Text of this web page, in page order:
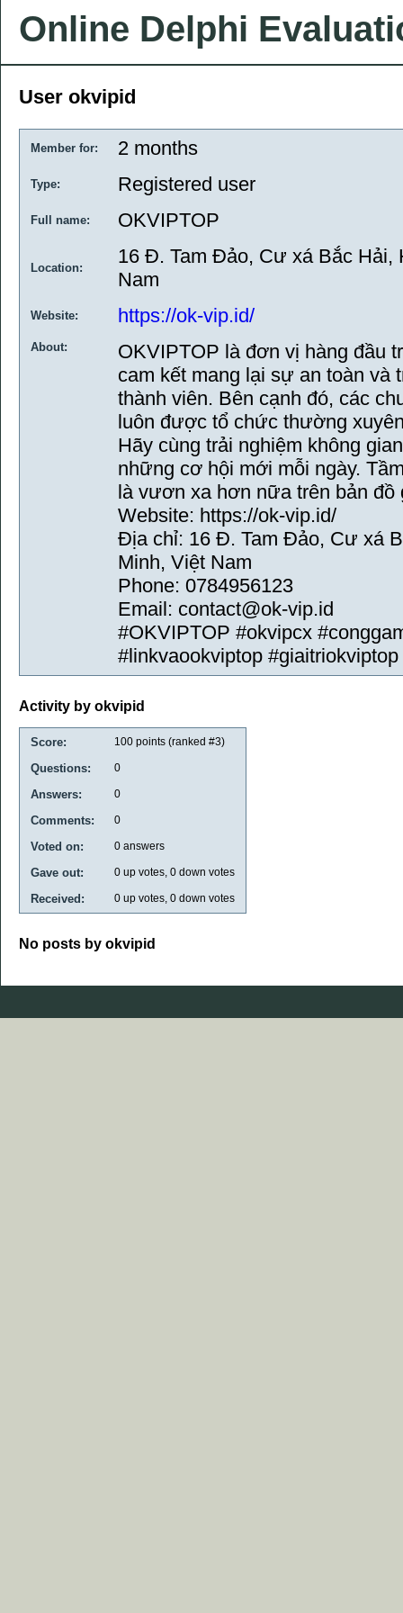
Online Delphi
User okvipid
Member for: 2 months
Type: Registered user
Full name: OKVIPTOP
Location:
16 Đ. Tam Đảo, Cư xá Bắc Hải,
Nam
Website: https://ok-vip.id/
About:
OKVIPTOP là đơn vị hàng đầu
cam kết mang lại sự an toàn và
thành viên. Bên cạnh đó, các
luôn được tổ chức thường
Hãy cùng trải nghiệm không
những cơ hội mới mỗi ngày.
là vươn xa hơn nữa trên bản đồ
Website: https://ok-vip.id/
Địa chỉ: 16 Đ. Tam Đảo, Cư xá
Minh, Việt Nam
Phone: 0784956123
Email: contact@ok-vip.id
#OKVIPTOP #okvipcx
#linkvaookviptop #giaitriokviptop
Activity by okvipid
Score: 100 points (ranked #3)
Questions: 0
Answers: 0
Comments: 0
Voted on: 0 answers
Gave out: 0 up votes, 0 down votes
Received: 0 up votes, 0 down votes
No posts by okvipid